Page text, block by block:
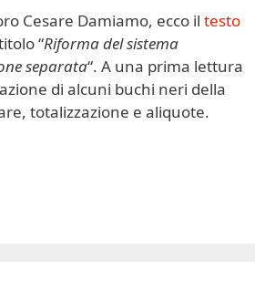
Cesare Damiamo, ecco il testo
“Riforma del sistema
separata“. A una prima lettura
di alcuni buchi neri della
totalizzazione e aliquote.